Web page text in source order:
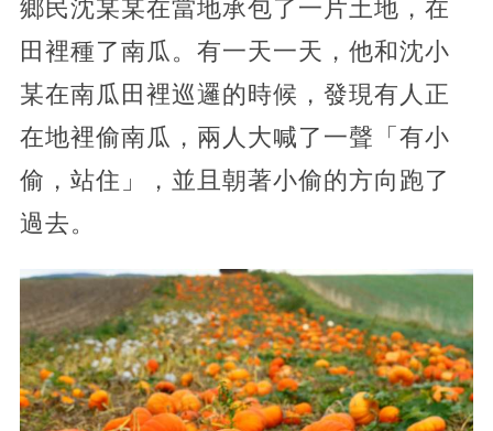
鄉民沈某某在當地承包了一片土地，在
田裡種了南瓜。有一天一天，他和沈小
某在南瓜田裡巡邏的時候，發現有人正
在地裡偷南瓜，兩人大喊了一聲「有小
偷，站住」，並且朝著小偷的方向跑了
過去。